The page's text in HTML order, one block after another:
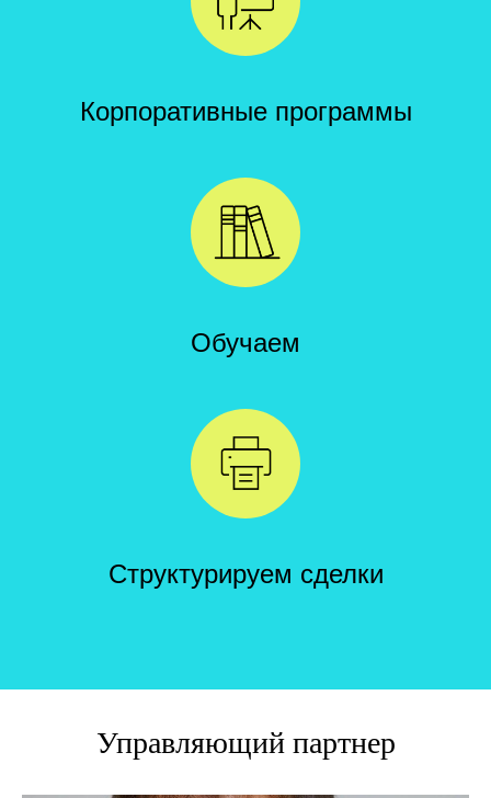
Корпоративные программы
Обучаем
Структурируем сделки
Управляющий партнер